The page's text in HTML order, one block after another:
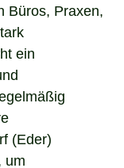
Büros, Praxen,
ein
(Eder)
um